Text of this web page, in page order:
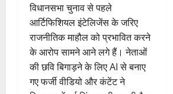
विधानसभा चुनाव से पहले
आर्टिफिशियल इंटेलिजेंस के जरिए
राजनीतिक माहौल को प्रभावित करने
के आरोप सामने आने लगे हैं। नेताओं
की छवि बिगाड़ने के लिए AI से बनाए
गए फर्जी वीडियो और कंटेंट ने